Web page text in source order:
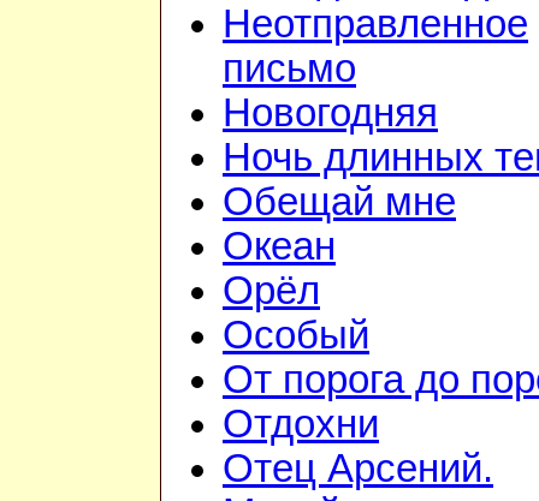
Неотправленное
письмо
Новогодняя
Ночь длинных
Обещай мне
Океан
Орёл
Особый
От порога до
Отдохни
Отец Арсений.